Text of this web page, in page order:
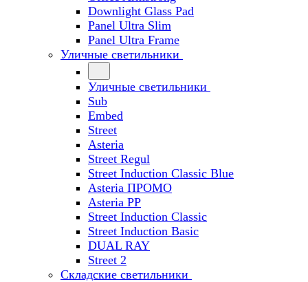
Downlight Glass Pad
Panel Ultra Slim
Panel Ultra Frame
Уличные светильники
Уличные светильники
Sub
Embed
Street
Asteria
Street Regul
Street Induction Classic Blue
Asteria ПРОМО
Asteria PP
Street Induction Classic
Street Induction Basic
DUAL RAY
Street 2
Складские светильники